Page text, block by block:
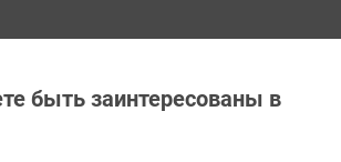
быть заинтересованы в